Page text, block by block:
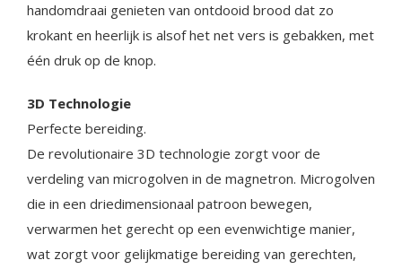
handomdraai genieten van ontdooid brood dat zo
krokant en heerlijk is alsof het net vers is gebakken, met
één druk op de knop.
3D Technologie
Perfecte bereiding.
De revolutionaire 3D technologie zorgt voor de
verdeling van microgolven in de magnetron. Microgolven
die in een driedimensionaal patroon bewegen,
verwarmen het gerecht op een evenwichtige manier,
wat zorgt voor gelijkmatige bereiding van gerechten,